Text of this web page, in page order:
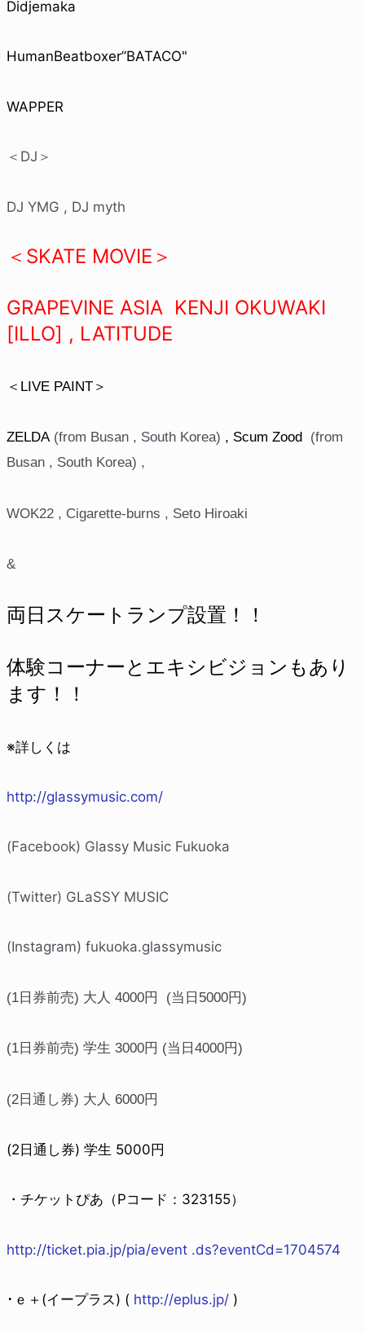
Didjemaka
HumanBeatboxer”BATACO"
WAPPER
＜DJ＞
DJ YMG , DJ myth
＜SKATE MOVIE＞
GRAPEVINE ASIA KENJI OKUWAKI
[ILLO] , LATITUDE
＜LIVE PAINT＞
ZELDA (from Busan , South Korea) , Scum Zood
(from
Busan , South Korea) ,
WOK22 , Cigarette-burns , Seto Hiroaki
&
両日スケートランプ設置！！
体験コーナーとエキシビジョンもあり
ます！！
※詳しくは
http://glassymusic.com/
(Facebook) Glassy Music Fukuoka
(Twitter) GLaSSY MUSIC
(Instagram) fukuoka.glassymusic
(1日券前売) 大人 4000円 (当日5000円)
(1日券前売) 学生 3000円 (当日4000円)
(2日通し券) 大人 6000円
(2日通し券) 学生 5000円
・チケットぴあ（Pコード：323155）
http://ticket.pia.jp/pia/event .ds?eventCd=1704574
･ｅ＋(イープラス) ( http://eplus.jp/ )